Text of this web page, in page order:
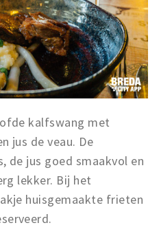
kalfswang met
jus de veau. De
de jus goed smaakvol en
lekker. Bij het
huisgemaakte frieten